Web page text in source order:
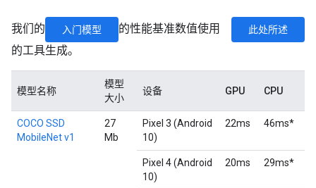
我们的 入门模型 的性能基准数值使用 此处所述
的工具生成。
模型名称
模型
大小
设备 GPU CPU
COCO SSD
MobileNet v1
27
Mb
Pixel 3 (Android
10)
22ms 46ms*
Pixel 4 (Android
10)
20ms 29ms*